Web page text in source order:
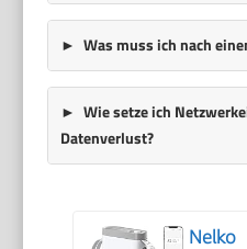
Was muss ich nach
Wie setze ich
Datenverlust?
Nelko